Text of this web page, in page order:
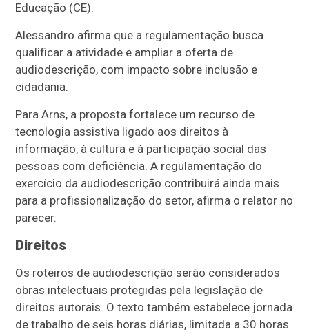
Educação (CE).
Alessandro afirma que a regulamentação busca
qualificar a atividade e ampliar a oferta de
audiodescrição, com impacto sobre inclusão e
cidadania.
Para Arns, a proposta fortalece um recurso de
tecnologia assistiva ligado aos direitos à
informação, à cultura e à participação social das
pessoas com deficiência. A regulamentação do
exercício da audiodescrição contribuirá ainda mais
para a profissionalização do setor, afirma o relator no
parecer.
Direitos
Os roteiros de audiodescrição serão considerados
obras intelectuais protegidas pela legislação de
direitos autorais. O texto também estabelece jornada
de trabalho de seis horas diárias, limitada a 30 horas